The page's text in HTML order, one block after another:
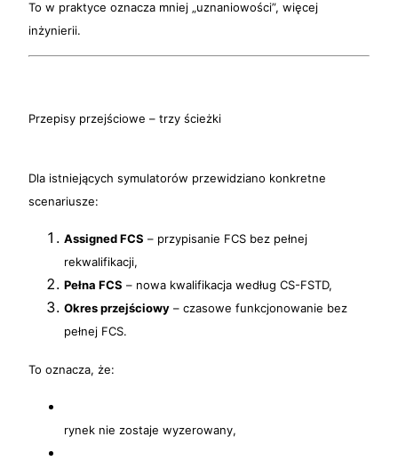
To w praktyce oznacza mniej „uznaniowości”, więcej
inżynierii.
Przepisy przejściowe – trzy ścieżki
Dla istniejących symulatorów przewidziano konkretne
scenariusze:
Assigned FCS – przypisanie FCS bez pełnej
rekwalifikacji,
Pełna FCS – nowa kwalifikacja według CS-FSTD,
Okres przejściowy – czasowe funkcjonowanie bez
pełnej FCS.
To oznacza, że:
rynek nie zostaje wyzerowany,